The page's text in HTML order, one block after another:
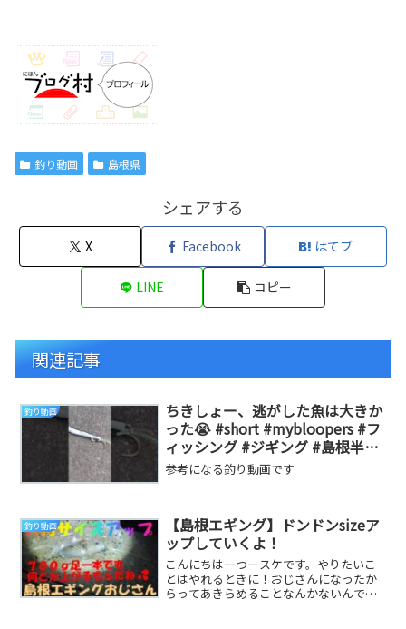
釣り動画 島根県
シェアする
X Facebook はてブ
LINE コピー
関連記事
釣り動画
ちきしょー、逃がした魚は大きか
った😭 #short #mybloopers #フ
ィッシング #ジギング #島根半島
#山陰 #山陰地方
参考になる釣り動画です
釣り動画
【島根エギング】ドンドンsizeア
ップしていくよ！
こんにちはーつースケです。やりたいこ
とはやれるときに！おじさんになったか
らってあきらめることなんかないんです